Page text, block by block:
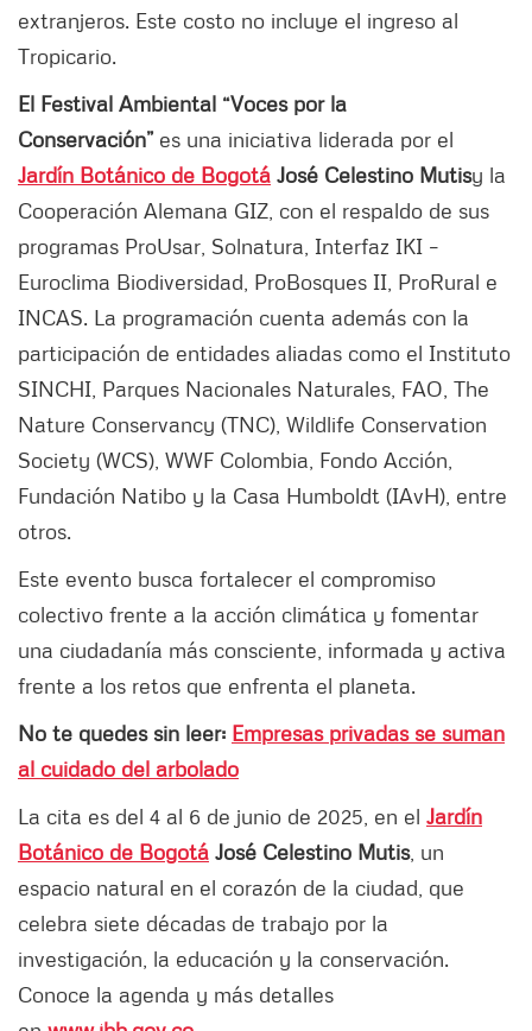
extranjeros. Este costo no incluye el ingreso al
Tropicario.
El Festival Ambiental “Voces por la
Conservación” es una iniciativa liderada por el
Jardín Botánico de Bogotá José Celestino Mutisy la
Cooperación Alemana GIZ, con el respaldo de sus
programas ProUsar, Solnatura, Interfaz IKI –
Euroclima Biodiversidad, ProBosques II, ProRural e
INCAS. La programación cuenta además con la
participación de entidades aliadas como el Instituto
SINCHI, Parques Nacionales Naturales, FAO, The
Nature Conservancy (TNC), Wildlife Conservation
Society (WCS), WWF Colombia, Fondo Acción,
Fundación Natibo y la Casa Humboldt (IAvH), entre
otros.
Este evento busca fortalecer el compromiso
colectivo frente a la acción climática y fomentar
una ciudadanía más consciente, informada y activa
frente a los retos que enfrenta el planeta.
No te quedes sin leer: Empresas privadas se suman
al cuidado del arbolado
La cita es del 4 al 6 de junio de 2025, en el Jardín
Botánico de Bogotá José Celestino Mutis, un
espacio natural en el corazón de la ciudad, que
celebra siete décadas de trabajo por la
investigación, la educación y la conservación.
Conoce la agenda y más detalles